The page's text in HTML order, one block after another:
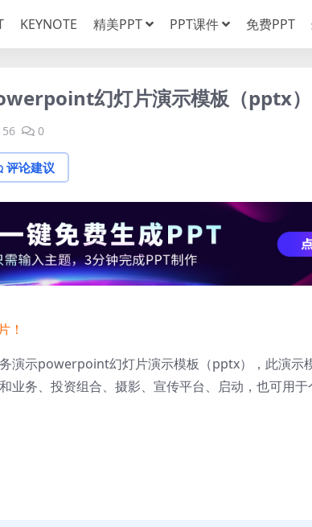
KEYNOTE 精美PPT PPT课件 免费PPT
幻灯片演示模板（pptx）
0
评论建议
！
演示powerpoint幻灯片演示模板（pptx），此演示
业务、投资组合、摄影、宣传平台、启动，也可用于